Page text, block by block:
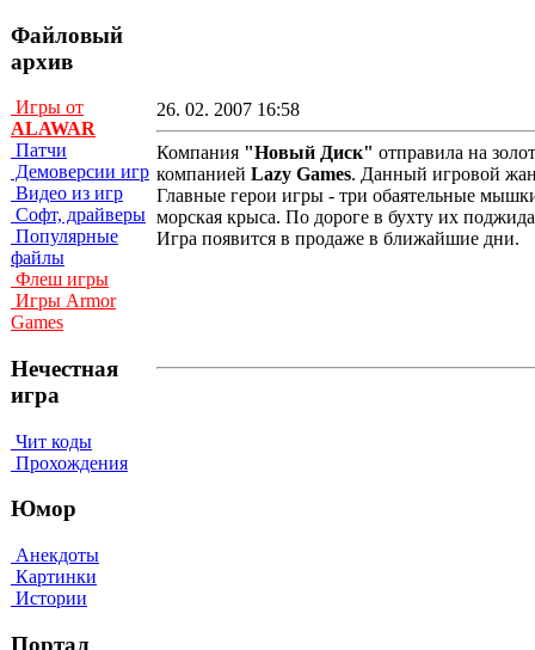
Файловый
архив
Игры от
ALAWAR
Патчи
Демоверсии игр
Видео из игр
Софт, драйверы
Популярные
файлы
Флеш игры
Игры Armor
Games
Нечестная
игра
Чит коды
Прохождения
Юмор
Анекдоты
Картинки
Истории
Портал
26. 02. 2007 16:58
Компания "Новый Диск" отправила на
компанией Lazy Games. Данный игровой
Главные герои игры - три обаятельные
морская крыса. По дороге в бухту их
Игра появится в продаже в ближайшие дни.